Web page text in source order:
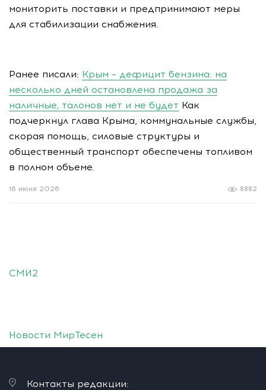
мониторить поставки и предпринимают меры
для стабилизации снабжения.
Ранее писали: Крым – дефицит бензина: на
несколько дней остановлена продажа за
наличные, талонов нет и не будет Как
подчеркнул глава Крыма, коммунальные службы,
скорая помощь, силовые структуры и
общественный транспорт обеспечены топливом
в полном объеме.
8882
16 июня 2026
СМИ2
Новости МирТесен
Контакты редакции: